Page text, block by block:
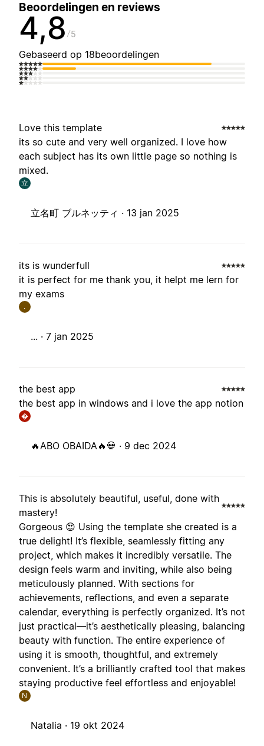
Beoordelingen en reviews
4,8 5
Gebaseerd op 18beoordelingen
Love this template
its so cute and very well organized. I love how
each subject has its own little page so nothing is
mixed.
立
立名町 ブルネッティ · 13 jan 2025
its is wunderfull
it is perfect for me thank you, it helpt me lern for
my exams
.
... · 7 jan 2025
the best app
the best app in windows and i love the app notion
�
🔥ABO OBAIDA🔥💀 · 9 dec 2024
This is absolutely beautiful, useful, done with
mastery!
Gorgeous 😍 Using the template she created is a
true delight! It’s flexible, seamlessly fitting any
project, which makes it incredibly versatile. The
design feels warm and inviting, while also being
meticulously planned. With sections for
achievements, reflections, and even a separate
calendar, everything is perfectly organized. It’s not
just practical—it’s aesthetically pleasing, balancing
beauty with function. The entire experience of
using it is smooth, thoughtful, and extremely
convenient. It’s a brilliantly crafted tool that makes
staying productive feel effortless and enjoyable!
N
Natalia · 19 okt 2024